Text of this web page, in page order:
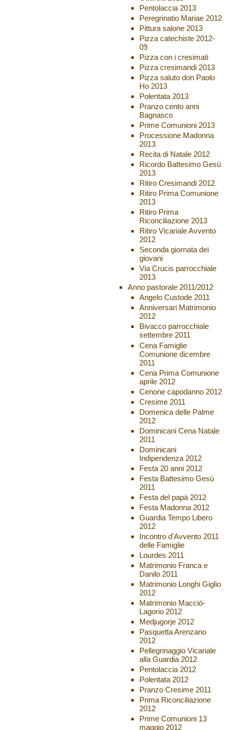
Pentolaccia 2013
Peregrinatio Mariae 2012
Pittura salone 2013
Pizza catechiste 2012-
09
Pizza con i cresimati
Pizza cresimandi 2013
Pizza saluto don Paolo
Ho 2013
Polentata 2013
Pranzo cento anni
Bagnasco
Prime Comunioni 2013
Processione Madonna
2013
Recita di Natale 2012
Ricordo Battesimo Gesù
2013
Ritiro Cresimandi 2012
Ritiro Prima Comunione
2013
Ritiro Prima
Riconciliazione 2013
Ritiro Vicariale Avvento
2012
Seconda giornata dei
giovani
Via Crucis parrocchiale
2013
Anno pastorale 2011/2012
Angelo Custode 2011
Anniversari Matrimonio
2012
Bivacco parrocchiale
settembre 2011
Cena Famiglie
Comunione dicembre
2011
Cena Prima Comunione
aprile 2012
Cenone capodanno 2012
Cresime 2011
Domenica delle Palme
2012
Dominicani Cena Natale
2011
Dominicani
Indipendenza 2012
Festa 20 anni 2012
Festa Battesimo Gesù
2011
Festa del papà 2012
Festa Madonna 2012
Guardia Tempo Libero
2012
Incontro d'Avvento 2011
delle Famiglie
Lourdes 2011
Matrimonio Franca e
Danilo 2011
Matrimonio Longhi Giglio
2012
Matrimonio Macció-
Lagorio 2012
Medjugorje 2012
Pasquetta Arenzano
2012
Pellegrinaggio Vicariale
alla Guardia 2012
Pentolaccia 2012
Polentata 2012
Pranzo Cresime 2011
Prima Riconciliazione
2012
Prime Comunioni 13
maggio 2012